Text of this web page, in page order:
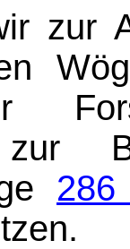
zur
zur